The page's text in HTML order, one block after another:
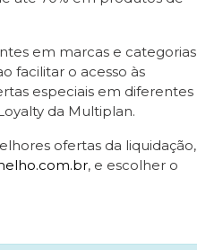
em marcas e categorias
facilitar o acesso às
especiais em diferentes
da Multiplan.
ofertas da liquidação,
, e escolher o